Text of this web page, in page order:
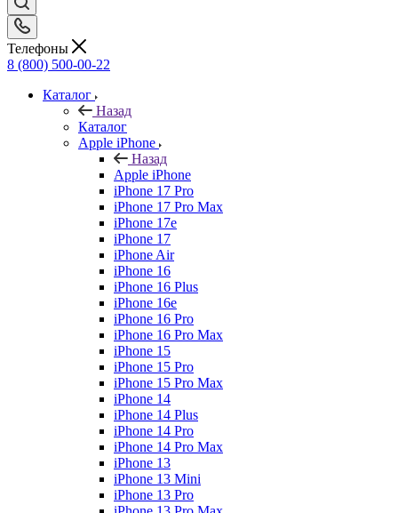
Телефоны
8 (800) 500-00-22
Каталог
Назад
Каталог
Apple iPhone
Назад
Apple iPhone
iPhone 17 Pro
iPhone 17 Pro Max
iPhone 17e
iPhone 17
iPhone Air
iPhone 16
iPhone 16 Plus
iPhone 16e
iPhone 16 Pro
iPhone 16 Pro Max
iPhone 15
iPhone 15 Pro
iPhone 15 Pro Max
iPhone 14
iPhone 14 Plus
iPhone 14 Pro
iPhone 14 Pro Max
iPhone 13
iPhone 13 Mini
iPhone 13 Pro